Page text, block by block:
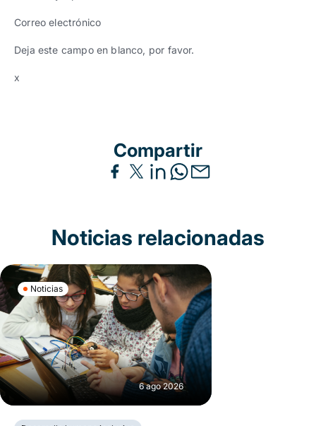
Correo electrónico
Deja este campo en blanco, por favor.
x
Compartir
Noticias relacionadas
Noticias
6 ago 2026